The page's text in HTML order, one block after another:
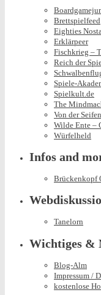
Brettspielfeed
Eighties
Erklärpeer
Fischkrieg –
Reich der
Spiele-
Spielkult.de
The
Von der
Wilde Ente –
Würfelheld
Infos and
Brückenkopf
Tanelorn
Wichtiges &
Blog-Alm
Impressum /
kostenlose